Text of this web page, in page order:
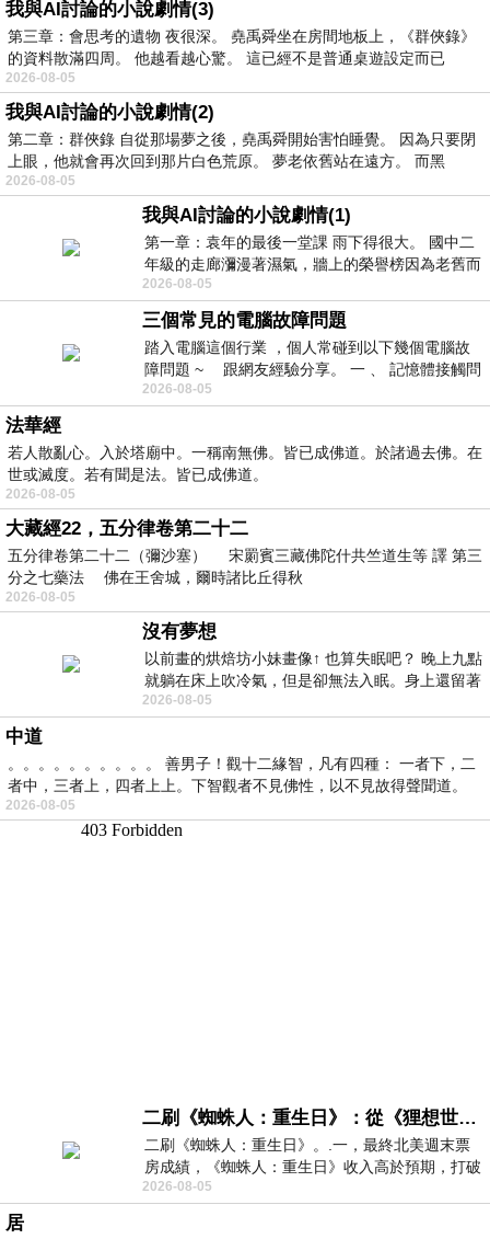
我與AI討論的小說劇情(3)
第三章：會思考的遺物 夜很深。 堯禹舜坐在房間地板上，《群俠錄》
的資料散滿四周。 他越看越心驚。 這已經不是普通桌遊設定而已
2026-08-05
我與AI討論的小說劇情(2)
第二章：群俠錄 自從那場夢之後，堯禹舜開始害怕睡覺。 因為只要閉
上眼，他就會再次回到那片白色荒原。 夢老依舊站在遠方。 而黑
2026-08-05
我與AI討論的小說劇情(1)
第一章：袁年的最後一堂課 雨下得很大。 國中二
年級的走廊瀰漫著濕氣，牆上的榮譽榜因為老舊而
微微捲起。 堯禹舜站在辦公室外，手
2026-08-05
三個常見的電腦故障問題
踏入電腦這個行業 ，個人常碰到以下幾個電腦故
障問題 ~ 跟網友經驗分享。 一 、 記憶體接觸問
題 : 記憶體即
2026-08-05
法華經
若人散亂心。入於塔廟中。一稱南無佛。皆已成佛道。於諸過去佛。在
世或滅度。若有聞是法。皆已成佛道。
2026-08-05
大藏經22，五分律卷第二十二
五分律卷第二十二（彌沙塞） 宋罽賓三藏佛陀什共竺道生等 譯 第三
分之七藥法 佛在王舍城，爾時諸比丘得秋
2026-08-05
沒有夢想
以前畫的烘焙坊小妹畫像↑ 也算失眠吧？ 晚上九點
就躺在床上吹冷氣，但是卻無法入眠。身上還留著
四點多跑的六公里的疲
2026-08-05
中道
。。。。。。。。。。 善男子！觀十二緣智，凡有四種： 一者下，二
者中，三者上，四者上上。下智觀者不見佛性，以不見故得聲聞道。
2026-08-05
二刷《蜘蛛人：重生日》：從《狸想世界》到《怪奇物語》
二刷《蜘蛛人：重生日》。.一，最終北美週末票
房成績，《蜘蛛人：重生日》收入高於預期，打破
《復仇者聯盟：終局之戰》記錄，成為
2026-08-05
居